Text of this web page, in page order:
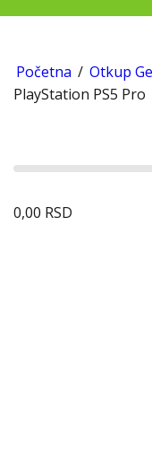
Početna / Otkup
PlayStation PS5 Pro
0,00 RSD